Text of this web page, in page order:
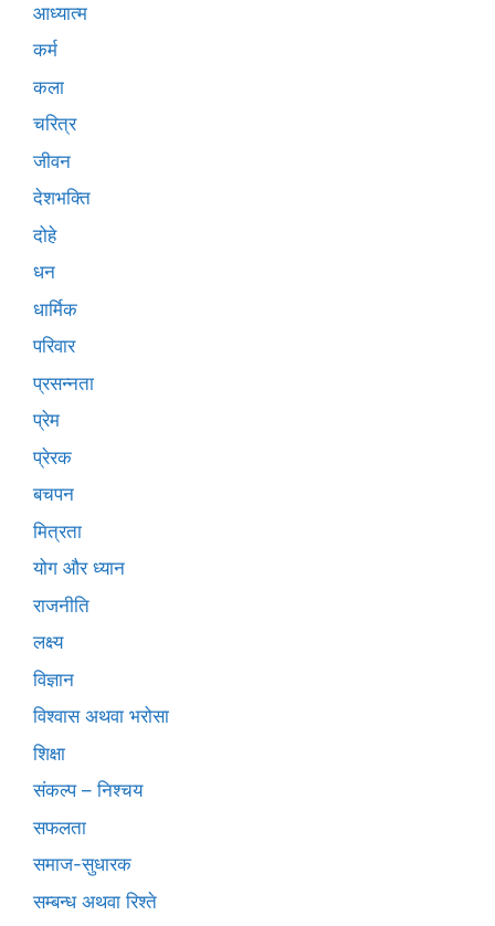
आध्यात्म
कर्म
कला
चरित्र
जीवन
देशभक्ति
दोहे
धन
धार्मिक
परिवार
प्रसन्नता
प्रेम
प्रेरक
बचपन
मित्रता
योग और ध्यान
राजनीति
लक्ष्य
विज्ञान
विश्वास अथवा भरोसा
शिक्षा
संकल्प – निश्चय
सफलता
समाज-सुधारक
सम्बन्ध अथवा रिश्ते